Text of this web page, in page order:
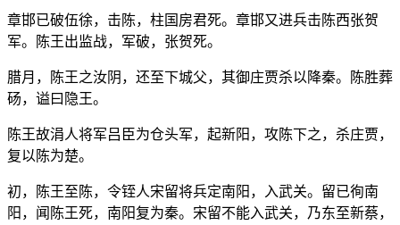
章邯已破伍徐，击陈，柱国房君死。章邯又进兵击陈西张贺
军。陈王出监战，军破，张贺死。
腊月，陈王之汝阴，还至下城父，其御庄贾杀以降秦。陈胜葬
砀，谥曰隐王。
陈王故涓人将军吕臣为仓头军，起新阳，攻陈下之，杀庄贾，
复以陈为楚。
初，陈王至陈，令铚人宋留将兵定南阳，入武关。留已徇南
阳，闻陈王死，南阳复为秦。宋留不能入武关，乃东至新蔡，